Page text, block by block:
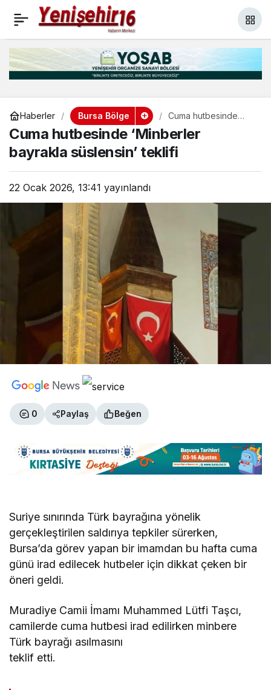
Haberler Bursa Bölge
Cuma hutbesinde
süslensin’ teklifi
Cuma hutbesinde ‘Minberler
bayrakla süslensin’ teklifi
22 Ocak 2026, 13:41 yayınlandı
0 Paylaş Beğen
Suriye sınırında Türk bayrağına yönelik
gerçekleştirilen saldırıya tepkiler sürerken,
Bursa’da görev yapan bir imamdan bu hafta cuma
günü irad edilecek hutbeler için dikkat çeken bir
öneri geldi.
Muradiye Camii İmamı Muhammed Lütfi Taşcı,
camilerde cuma hutbesi irad edilirken minbere
Türk bayrağı asılmasını
teklif etti.
Bursa Türk bayraklarıyla
donatıldı
Paylaş